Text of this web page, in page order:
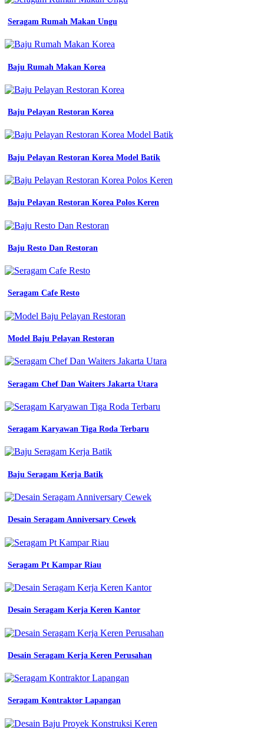
yang
pembuatan
kemeja
konveksi
Konveksi
pdh
terdekat
kemeja
seragam
kerja
kemeja
vendor
kerja
bandung
seragam
kerja
di
bandung
murah
dan
cepat
harga
baju
kerja
Pdh
di
towa
konveksi
bandung
towa
kerjaku
konveksi
kerja
bandung
seragam
bandung
bkk
konveksi
murah
seragam
jurusan
jual
kerja
konveksi
bandung
Seragam Rumah Makan Ungu
Baju Rumah Makan Korea
Baju Pelayan Restoran Korea
Baju Pelayan Restoran Korea Model Batik
Baju Pelayan Restoran Korea Polos Keren
Baju Resto Dan Restoran
Seragam Cafe Resto
Model Baju Pelayan Restoran
Seragam Chef Dan Waiters Jakarta Utara
Seragam Karyawan Tiga Roda Terbaru
Baju Seragam Kerja Batik
Desain Seragam Anniversary Cewek
Seragam Pt Kampar Riau
Desain Seragam Kerja Keren Kantor
Desain Seragam Kerja Keren Perusahan
Seragam Kontraktor Lapangan